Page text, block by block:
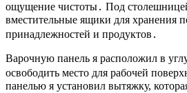
ощущение чистоты․ Под
вместительные ящики для хранения
принадлежностей и продуктов․
Варочную панель я расположил в
освободить место для рабочей
панелью я установил вытяжку,